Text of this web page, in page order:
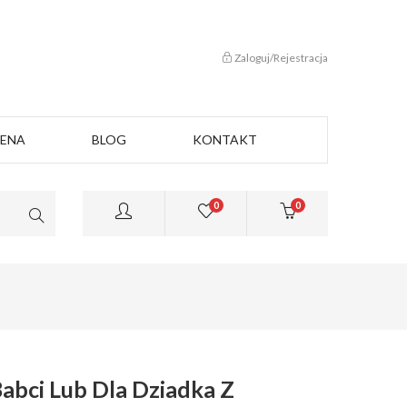
Zaloguj/Rejestracja
BLOG KONTAKT
0
0
Lub Dla Dziadka Z